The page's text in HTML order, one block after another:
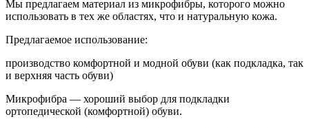
Мы предлагаем материал из микрофибры, которого можно
использовать в тех же областях, что и натуральную кожа.
Предлагаемое использование:
производство комфортной и модной обуви (как подкладка, так
и верхняя часть обуви)
Микрофибра — хороший выбор для подкладки
ортопедической (комфортной) обуви.